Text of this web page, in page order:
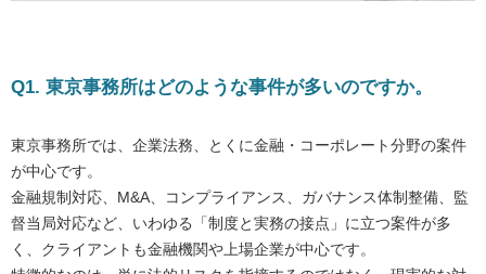
Q1. 東京事務所はどのような事件が多いのですか。
東京事務所では、企業法務、とくに金融・コーポレート分野の案件
が中心です。
金融規制対応、M&A、コンプライアンス、ガバナンス体制整備、監
督当局対応など、いわゆる「制度と実務の接点」に立つ案件が多
く、クライアントも金融機関や上場企業が中心です。